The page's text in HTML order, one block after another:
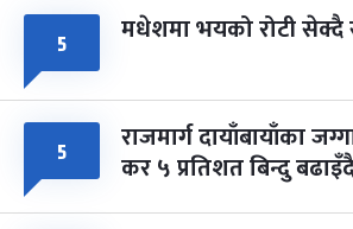
५ मधेशमा भयको रोटी सेक्दै
५ राजमार्ग दायाँबायाँका
कर ५ प्रतिशत बिन्दु